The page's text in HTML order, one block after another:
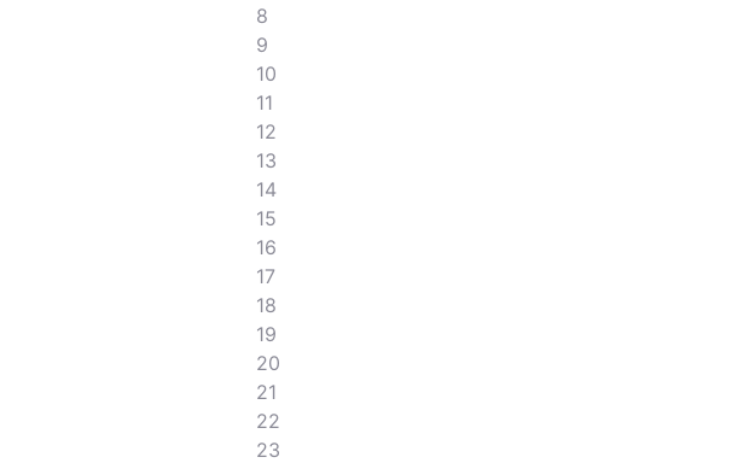
8
9
10
11
12
13
14
15
16
17
18
19
20
21
22
23